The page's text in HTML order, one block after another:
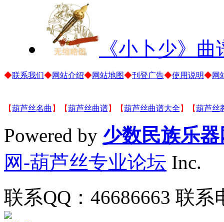
《小卜少》曲
◆联系我们◆网站介绍◆网站地图◆刊登广告◆使用说明◆网
【葫芦丝名曲 】【葫芦丝曲谱】【葫芦丝曲谱大全 】【葫芦丝
Powered by 少数民族乐器
网-葫芦丝专业论坛 Inc.
联系QQ：46686663 联